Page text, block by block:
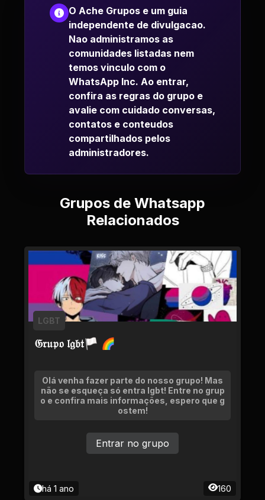
O Ache Grupos e um guia
independente de divulgacao.
Nao administramos as
comunidades listadas nem
temos vinculo com o
WhatsApp Inc. Ao entrar,
confira as regras do grupo e
avalie com cuidado conversas,
contatos e conteudos
compartilhados pelos
administradores.
Grupos de Whatsapp
Relacionados
𝔊𝔯𝔲𝔭𝔬 𝔩𝔤𝔟𝔱🏳 🌈
LGBT
Olá venha fazer parte do nosso grupo! Mas
não se esqueça só entra lgbt! Entre no grup
o e confira mais informações, espero que g
ostem!
há 1 ano 160
Entrar no grupo